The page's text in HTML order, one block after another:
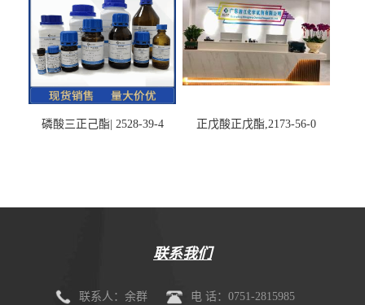
磷酸三正己酯| 2528-39-4 正戊酸正戊酯,2173-56-0
联系我们
联系人：余群 电 话：0751-2815985